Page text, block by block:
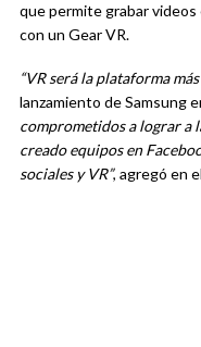
que permite grabar
con un Gear VR.
“VR será la plataforma
lanzamiento de Samsung
comprometidos a lograr a
creado equipos en
sociales y VR”, agregó en